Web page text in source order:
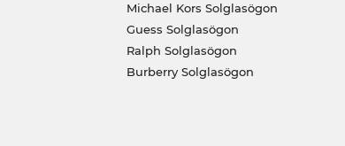
Michael Kors Solglasögon
Guess Solglasögon
Ralph Solglasögon
Burberry Solglasögon